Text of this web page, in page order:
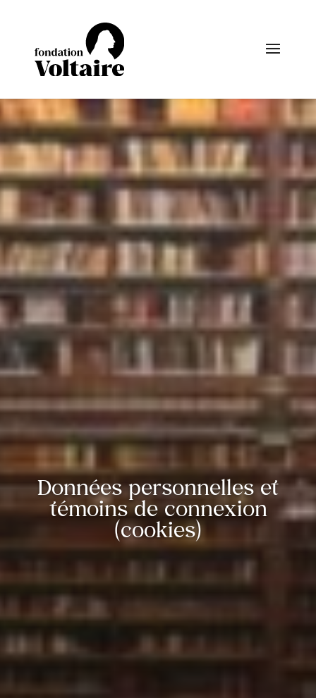
Données personnelles et
témoins de connexion
(cookies)